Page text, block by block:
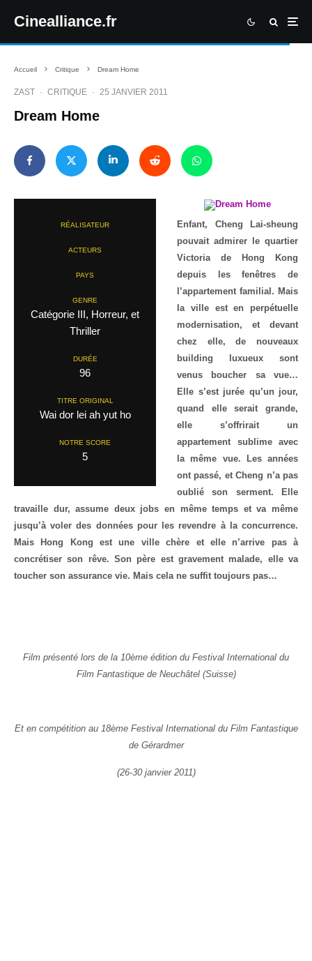
Cinealliance.fr
Accueil Critique Dream Home
ZAST · CRITIQUE · 25 JANVIER 2011
Dream Home
RÉALISATEUR
ACTEURS
PAYS
GENRE
Catégorie III, Horreur, et
Thriller
DURÉE
96
TITRE ORIGINAL
Wai dor lei ah yut ho
NOTRE SCORE
5
Enfant, Cheng Lai-sheung
pouvait admirer le quartier
Victoria de Hong Kong
depuis les fenêtres de
l’appartement familial. Mais
la ville est en perpétuelle
modernisation, et devant
chez elle, de nouveaux
building luxueux sont
venus boucher sa vue…
Elle s’est jurée qu’un jour,
quand elle serait grande,
elle s’offrirait un
appartement sublime avec
la même vue. Les années
ont passé, et Cheng n’a pas
oublié son serment. Elle
travaille dur, assume deux jobs en même temps et va même
jusqu’à voler des données pour les revendre à la concurrence.
Mais Hong Kong est une ville chère et elle n’arrive pas à
concrétiser son rêve. Son père est gravement malade, elle va
toucher son assurance vie. Mais cela ne suffit toujours pas…
Film présenté lors de la 10ème édition du Festival International du
Film Fantastique de Neuchâtel (Suisse)
Et en compétition au 18ème Festival International du Film Fantastique
de Gérardmer
(26-30 janvier 2011)